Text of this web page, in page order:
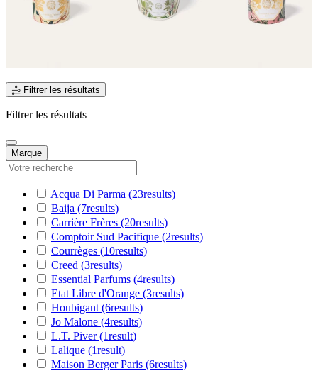
Filtrer les résultats
Filtrer les résultats
Marque
Acqua Di Parma (23results)
Baija (7results)
Carrière Frères (20results)
Comptoir Sud Pacifique (2results)
Courrèges (10results)
Creed (3results)
Essential Parfums (4results)
Etat Libre d'Orange (3results)
Houbigant (6results)
Jo Malone (4results)
L.T. Piver(1result)
Lalique (1result)
Maison Berger Paris (6results)